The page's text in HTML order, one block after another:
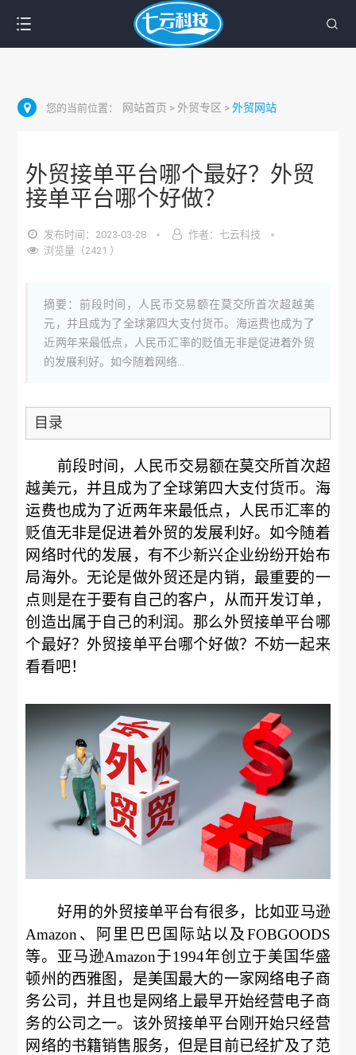
您的当前位置： 网站首页 > 外贸专区 >外贸网站
外贸接单平台哪个最好？外贸
接单平台哪个好做？
发布时间：2023-03-28
作者：七云科技
浏览量（2421 ）
摘要：前段时间，人民币交易额在莫交所首次超越美
元，并且成为了全球第四大支付货币。海运费也成为了
近两年来最低点，人民币汇率的贬值无非是促进着外贸
的发展利好。如今随着网络...
目录
前段时间，人民币交易额在莫交所首次超
越美元，并且成为了全球第四大支付货币。海
运费也成为了近两年来最低点，人民币汇率的
贬值无非是促进着外贸的发展利好。如今随着
网络时代的发展，有不少新兴企业纷纷开始布
局海外。无论是做外贸还是内销，最重要的一
点则是在于要有自己的客户，从而开发订单，
创造出属于自己的利润。那么外贸接单平台哪
个最好？外贸接单平台哪个好做？不妨一起来
看看吧！
好用的外贸接单平台有很多，比如亚马逊
Amazon、阿里巴巴国际站以及FOBGOODS
等。亚马逊Amazon于1994年创立于美国华盛
顿州的西雅图，是美国最大的一家网络电子商
务公司，并且也是网络上最早开始经营电子商
务的公司之一。该外贸接单平台刚开始只经营
网络的书籍销售服务，但是目前已经扩及了范